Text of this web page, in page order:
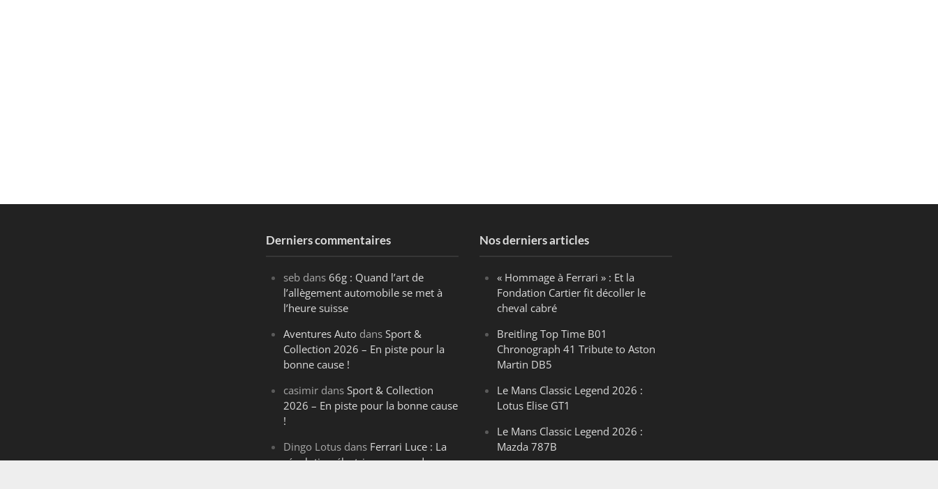
Derniers commentaires
seb dans66g : Quand l’art de
l’allègement automobile se met à
l’heure suisse
Aventures Auto dansSport &
Collection 2026 – En piste pour la
bonne cause !
casimir dansSport & Collection
2026 – En piste pour la bonne cause
!
Dingo Lotus dans Ferrari Luce : La
révolution électrique venue de
Nos derniers articles
« Hommage à Ferrari » : Et la
Fondation Cartier fit décoller le
cheval cabré
Breitling Top Time B01
Chronograph 41 Tribute to Aston
Martin DB5
Le Mans Classic Legend 2026 :
Lotus Elise GT1
Le Mans Classic Legend 2026 :
Mazda 787B